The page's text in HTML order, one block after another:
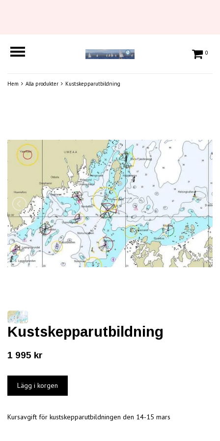
0
Hem Alla produkter Kustskepparutbildning
Kustskepparutbildning
1 995 kr
Kursavgift för kustskepparutbildningen den 14-15 mars